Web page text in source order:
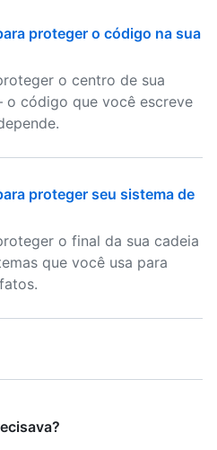
proteger o código na sua
o centro de sua
código que você escreve
proteger seu sistema de
o final da sua cadeia
que você usa para